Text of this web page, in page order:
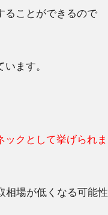
ることができるので
ます。
クとして挙げられま
相場が低くなる可能性